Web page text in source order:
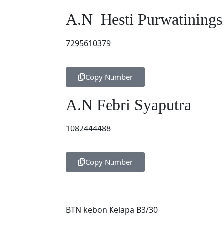
A.N Hesti
7295610379
Copy Number
A.N Febri Syaputra
1082444488
Copy Number
BTN kebon Kelapa B3/30